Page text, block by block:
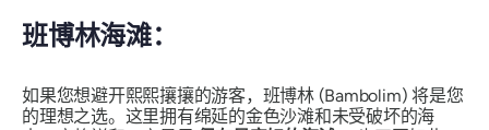
班博林海滩：
如果您想避开熙熙攘攘的游客，班博林 (Bambolim) 将是您
的理想之选。这里拥有绵延的金色沙滩和未受破坏的海